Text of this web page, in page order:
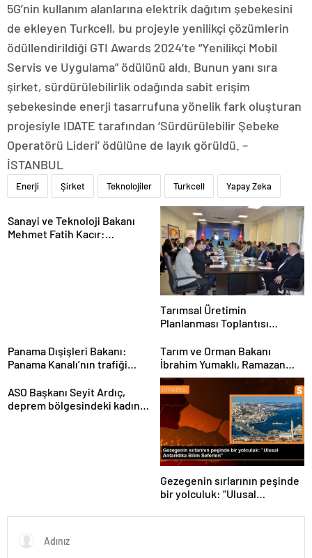
5G’nin kullanım alanlarına elektrik dağıtım şebekesini
de ekleyen Turkcell, bu projeyle yenilikçi çözümlerin
ödüllendirildiği GTI Awards 2024’te “Yenilikçi Mobil
Servis ve Uygulama” ödülünü aldı. Bunun yanı sıra
şirket, sürdürülebilirlik odağında sabit erişim
şebekesinde enerji tasarrufuna yönelik fark oluşturan
projesiyle IDATE tarafından ‘Sürdürülebilir Şebeke
Operatörü Lideri’ ödülüne de layık görüldü. –
İSTANBUL
Enerji Şirket Teknolojiler Turkcell Yapay Zeka
Sanayi ve Teknoloji Bakanı
Mehmet Fatih Kacır:
Tarımsal Üretimin
Planlanması Toplantısı
Panama Dışişleri Bakanı:
Panama Kanalı’nın trafiği
Tarım ve Orman Bakanı
İbrahim Yumaklı, Ramazan
denetimlerini
sıklaştırdıklarını açıkladı
ASO Başkanı Seyit Ardıç,
deprem bölgesindeki kadın
Gezegenin sırlarının peşinde
bir yolculuk: “Ulusal